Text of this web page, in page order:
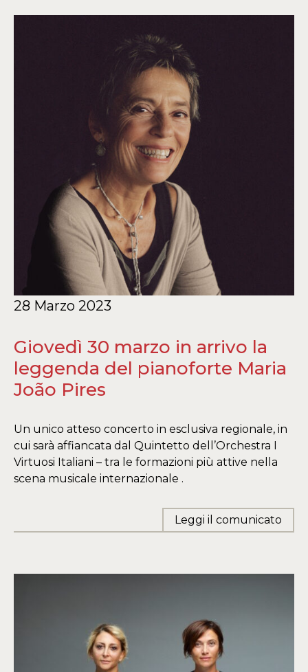
28 Marzo 2023
Giovedì 30 marzo in arrivo la
leggenda del pianoforte Maria
João Pires
Un unico atteso concerto in esclusiva regionale, in
cui sarà affiancata dal Quintetto dell’Orchestra I
Virtuosi Italiani – tra le formazioni più attive nella
scena musicale internazionale .
Leggi il comunicato